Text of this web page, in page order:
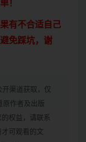
！
有不合适自己
免踩坑，谢
渠道获取，仅
原作者及出版
权益，请联系
可观看的文